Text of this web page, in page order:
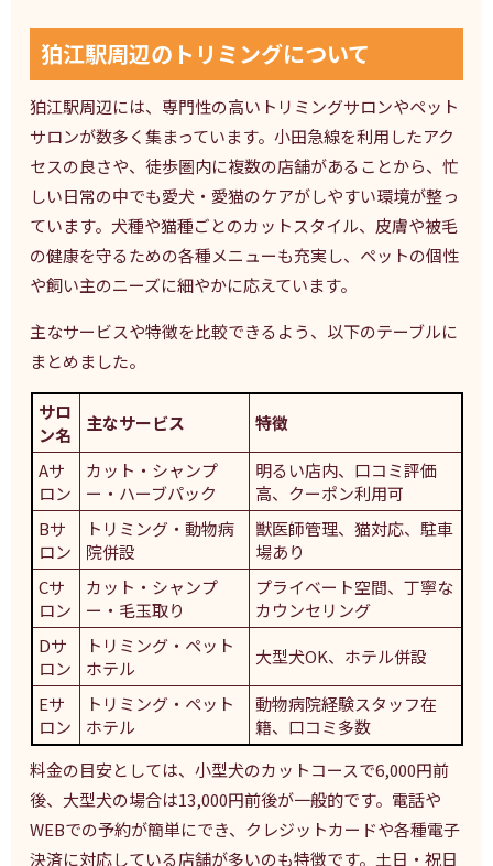
狛江駅周辺のトリミングについて
狛江駅周辺には、専門性の高いトリミングサロンやペット
サロンが数多く集まっています。小田急線を利用したアク
セスの良さや、徒歩圏内に複数の店舗があることから、忙
しい日常の中でも愛犬・愛猫のケアがしやすい環境が整っ
ています。犬種や猫種ごとのカットスタイル、皮膚や被毛
の健康を守るための各種メニューも充実し、ペットの個性
や飼い主のニーズに細やかに応えています。
主なサービスや特徴を比較できるよう、以下のテーブルに
まとめました。
サロ
ン名
主なサービス 特徴
Aサ
ロン
カット・シャンプ
ー・ハーブパック
明るい店内、口コミ評価
高、クーポン利用可
Bサ
ロン
トリミング・動物病
院併設
獣医師管理、猫対応、駐車
場あり
Cサ
ロン
カット・シャンプ
ー・毛玉取り
プライベート空間、丁寧な
カウンセリング
Dサ
ロン
トリミング・ペット
ホテル
大型犬OK、ホテル併設
Eサ
ロン
トリミング・ペット
ホテル
動物病院経験スタッフ在
籍、口コミ多数
料金の目安としては、小型犬のカットコースで6,000円前
後、大型犬の場合は13,000円前後が一般的です。電話や
WEBでの予約が簡単にでき、クレジットカードや各種電子
決済に対応している店舗が多いのも特徴です。土日・祝日